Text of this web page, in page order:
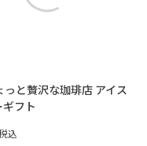
っと贅沢な珈琲店 アイス
フト
込